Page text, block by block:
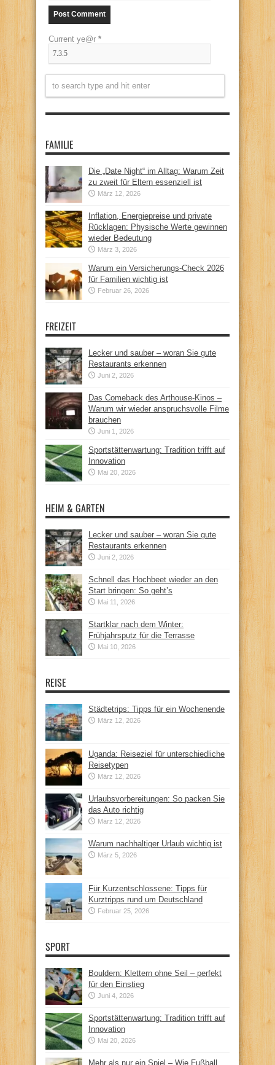
Current ye@r *
FAMILIE
Die „Date Night“ im Alltag: Warum Zeit
zu zweit für Eltern essenziell ist
März 12, 2026
Inflation, Energiepreise und private
Rücklagen: Physische Werte gewinnen
wieder Bedeutung
März 3, 2026
Warum ein Versicherungs-Check 2026
für Familien wichtig ist
Februar 26, 2026
FREIZEIT
Lecker und sauber – woran Sie gute
Restaurants erkennen
Juni 2, 2026
Das Comeback des Arthouse-Kinos –
Warum wir wieder anspruchsvolle Filme
brauchen
Juni 1, 2026
Sportstättenwartung: Tradition trifft auf
Innovation
Mai 20, 2026
HEIM & GARTEN
Lecker und sauber – woran Sie gute
Restaurants erkennen
Juni 2, 2026
Schnell das Hochbeet wieder an den
Start bringen: So geht’s
Mai 11, 2026
Startklar nach dem Winter:
Frühjahrsputz für die Terrasse
Mai 10, 2026
REISE
Städtetrips: Tipps für ein Wochenende
März 12, 2026
Uganda: Reiseziel für unterschiedliche
Reisetypen
März 12, 2026
Urlaubsvorbereitungen: So packen Sie
das Auto richtig
März 12, 2026
Warum nachhaltiger Urlaub wichtig ist
März 5, 2026
Für Kurzentschlossene: Tipps für
Kurztripps rund um Deutschland
Februar 25, 2026
SPORT
Bouldern: Klettern ohne Seil – perfekt
für den Einstieg
Juni 4, 2026
Sportstättenwartung: Tradition trifft auf
Innovation
Mai 20, 2026
Mehr als nur ein Spiel – Wie Fußball